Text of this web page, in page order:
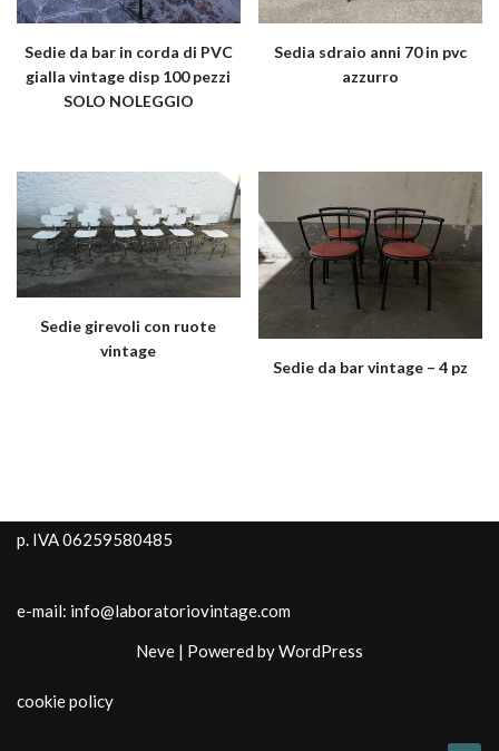
Sedie da bar in corda di PVC
gialla vintage disp 100 pezzi
SOLO NOLEGGIO
Sedia sdraio anni 70 in pvc
azzurro
Sedie girevoli con ruote
vintage
Sedie da bar vintage – 4 pz
p. IVA 06259580485
e-mail: info@laboratoriovintage.com
Neve | Powered byWordPress
cookie policy